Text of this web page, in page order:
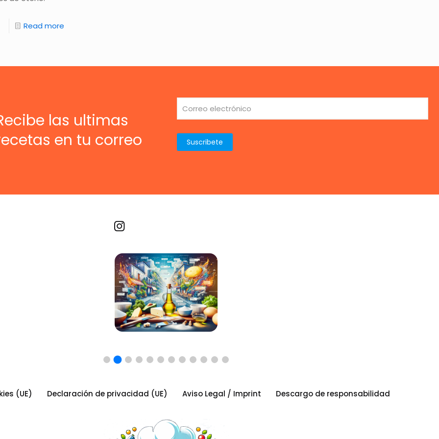
Read more
las ultimas
en tu correo
(UE) Declaración de privacidad (UE) Aviso Legal / Imprint Descargo de responsabilidad